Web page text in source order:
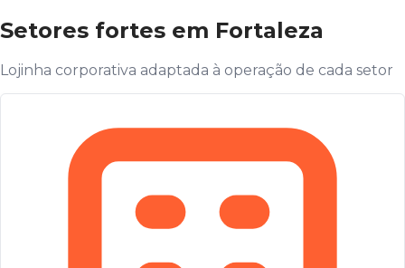
Setores fortes em Fortaleza
Lojinha corporativa adaptada à operação de cada setor